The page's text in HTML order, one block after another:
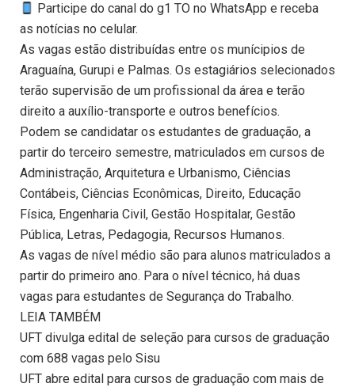
Participe do canal do g1 TO no WhatsApp e receba
as notícias no celular.
As vagas estão distribuídas entre os munícipios de
Araguaína, Gurupi e Palmas. Os estagiários selecionados
terão supervisão de um profissional da área e terão
direito a auxílio-transporte e outros benefícios.
Podem se candidatar os estudantes de graduação, a
partir do terceiro semestre, matriculados em cursos de
Administração, Arquitetura e Urbanismo, Ciências
Contábeis, Ciências Econômicas, Direito, Educação
Física, Engenharia Civil, Gestão Hospitalar, Gestão
Pública, Letras, Pedagogia, Recursos Humanos.
As vagas de nível médio são para alunos matriculados a
partir do primeiro ano. Para o nível técnico, há duas
vagas para estudantes de Segurança do Trabalho.
LEIA TAMBÉM
UFT divulga edital de seleção para cursos de graduação
com 688 vagas pelo Sisu
UFT abre edital para cursos de graduação com mais de